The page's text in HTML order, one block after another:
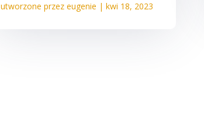
utworzone przezeugenie |kwi 18, 2023